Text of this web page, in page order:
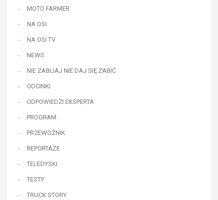
MOTO FARMER
NA OSI
NA OSI TV
NEWS
NIE ZABIJAJ NIE DAJ SIĘ ZABIĆ
ODCINKI
ODPOWIEDZI EKSPERTA
PROGRAM
PRZEWOŹNIK
REPORTAŻE
TELEDYSKI
TESTY
TRUCK STORY